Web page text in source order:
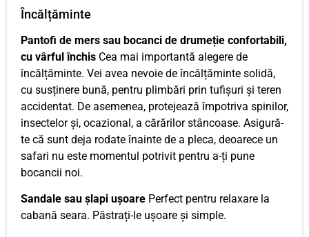
Încălțăminte
Pantofi de mers sau bocanci de drumeție confortabili,
cu vârful închis Cea mai importantă alegere de
încălțăminte. Vei avea nevoie de încălțăminte solidă,
cu susținere bună, pentru plimbări prin tufișuri și teren
accidentat. De asemenea, protejează împotriva spinilor,
insectelor și, ocazional, a cărărilor stâncoase. Asigură-
te că sunt deja rodate înainte de a pleca, deoarece un
safari nu este momentul potrivit pentru a-ți pune
bocancii noi.
Sandale sau șlapi ușoare Perfect pentru relaxare la
cabană seara. Păstrați-le ușoare și simple.